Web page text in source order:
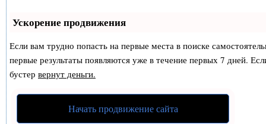
Ускорение продвижения
Если вам трудно попасть на первые места в поиске
первые результаты появляются уже в течение первых 7 дней.
бустер вернут деньги.
Начать продвижение сайта